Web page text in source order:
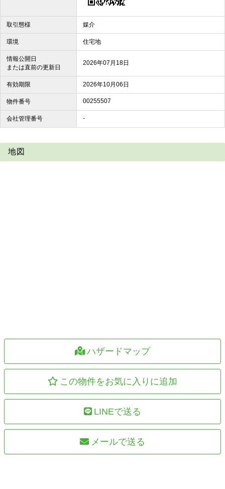
取引態様 媒介
環境 住宅地
情報公開日
または直前の更新日
2026年07月18日
有効期限 2026年10月06日
物件番号 00255507
会社管理番号 -
地図
ハザードマップ
この物件をお気に入りに追加
LINEで送る
メールで送る